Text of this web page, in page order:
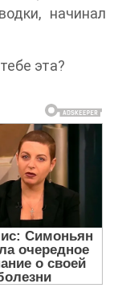
начинал
эта?